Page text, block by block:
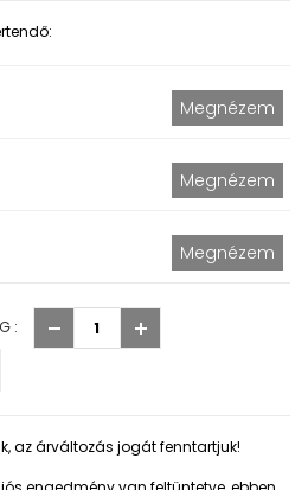
:
az árváltozás jogát fenntartjuk!